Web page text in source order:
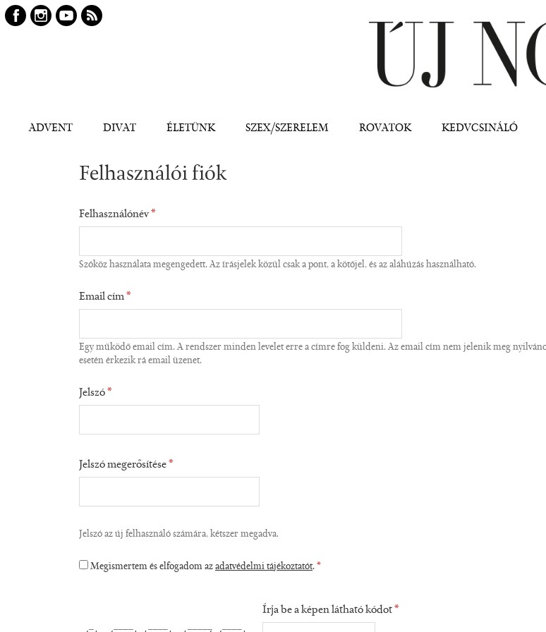
ADVENT DIVAT ÉLETÜNK SZEX/SZERELEM ROVATOK KEDVCSINÁLÓ
Felhasználói fiók
Felhasználónév*
Szóköz használata megengedett. Az írásjelek közül csak a pont, a kötőjel, és az aláhúzás használható.
Email cím*
Egy működő email cím. A rendszer minden levelet erre a címre fog küldeni. Az email cím nem jelenik meg
esetén érkezik rá email üzenet.
Jelszó*
Jelszó megerősítése*
Jelszó az új felhasználó számára, kétszer megadva.
Megismertem és elfogadom az adatvédelmi tájékoztatót. *
Írja be a képen látható kódot*